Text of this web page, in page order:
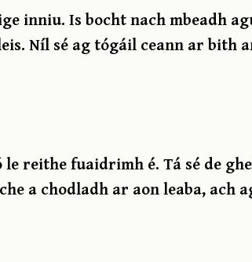
inniu. Is bocht nach mbeadh
Níl sé ag tógáil ceann ar bith
reithe fuaidrimh é. Tá sé de
a chodladh ar aon leaba, ach